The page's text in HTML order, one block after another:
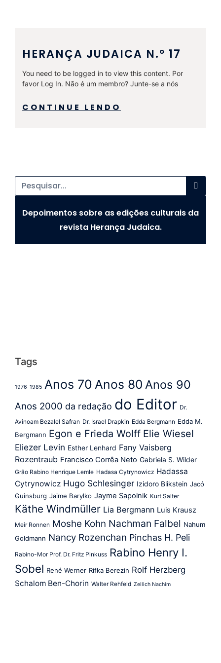
HERANÇA JUDAICA N.º 17
You need to be logged in to view this content. Por
favor Log In. Não é um membro? Junte-se a nós
CONTINUE LENDO
Depoimentos sobre as edições culturais da
revista Herança Judaica.
Tags
1976 1985 Anos 70 Anos 80 Anos 90
Anos 2000 da redação do Editor Dr.
Avinoam Bezalel Safran Dr. Israel Drapkin Edda Bergmann Edda M.
Bergmann Egon e Frieda Wolff Elie Wiesel
Eliezer Levin Esther Lenhard Fany Vaisberg
Rozentraub Francisco Corrêa Neto Gabriela S. Wilder
Grão Rabino Henrique Lemle Hadasa Cytrynowicz Hadassa
Cytrynowicz Hugo Schlesinger Izidoro Blikstein Jacó
Guinsburg Jaime Barylko Jayme Sapolnik Kurt Salter
Käthe Windmüller Lia Bergmann Luis Krausz
Meir Ronnen Moshe Kohn Nachman Falbel Nahum
Goldmann Nancy Rozenchan Pinchas H. Peli
Rabino-Mor Prof. Dr. Fritz Pinkuss Rabino Henry I.
Sobel René Werner Rifka Berezin Rolf Herzberg
Schalom Ben-Chorin Walter Rehfeld Zeilich Nachim